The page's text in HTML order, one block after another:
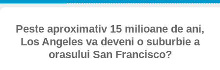
Peste aproximativ 15 milioane de ani,
Los Angeles va deveni o suburbie a
orasului San Francisco?